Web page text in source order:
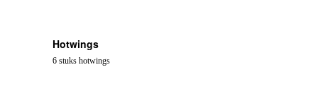
Hotwings
6 stuks hotwings